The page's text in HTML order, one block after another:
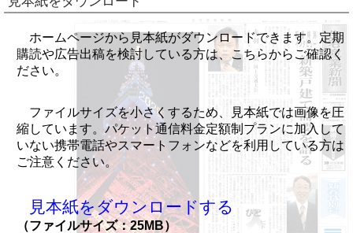
ホームページから見本紙がダウンロードできます。定期
購読や広告出稿を検討している方は、こちらからご確認く
ださい。
ファイルサイズを小さくするため、見本紙では画像を圧
縮しています。パケット通信料金定額制プランに加入して
いない携帯電話やスマートフォンなどを利用している方は
ご注意ください。
見本紙をダウンロードする
（ファイルサイズ：25MB）